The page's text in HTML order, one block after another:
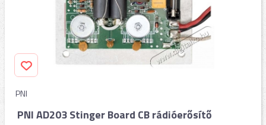
PNI
PNI AD203 Stinger Board CB rádióerősítő